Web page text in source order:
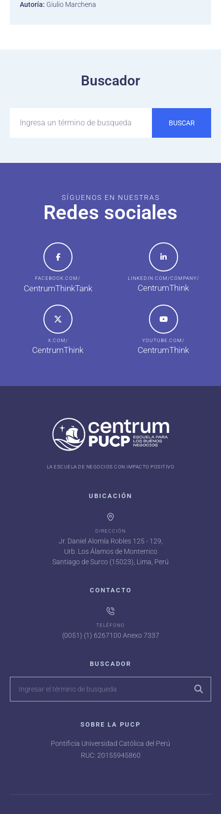
Autoría: Giulio Marchena
Buscador
BUSCAR
SÍGUENOS EN NUESTRAS
Redes sociales
FACEBOOK.COM/
CentrumThinkTank
LINKEDIN.COM/COMPANY/
CentrumThink
X.COM/
CentrumThink
YOUTUBE.COM/
CentrumThink
LA ESCUELA DE NEGOCIOS CON IMPACTO POSITIVO
UBICACIÓN
DIRECCIÓN
Jr. Daniel Alomía Robles 125 - 129,
Urb. Los Álamos de Monterrico
Santiago de Surco (15023), Lima, Perú
CONTACTO
TELÉFONO
(0051) (1) 6267100 Anexo 7337
BUSCADOR
SOBRE LA PUCP
Pontificia Universidad Católica del Perú
RUC: 20155945860